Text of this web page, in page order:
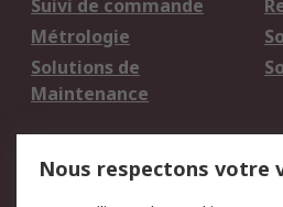
Suivi de commande
Métrologie
Solutions de
Maintenance
Nous respectons votre